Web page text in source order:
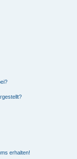
erhalten!